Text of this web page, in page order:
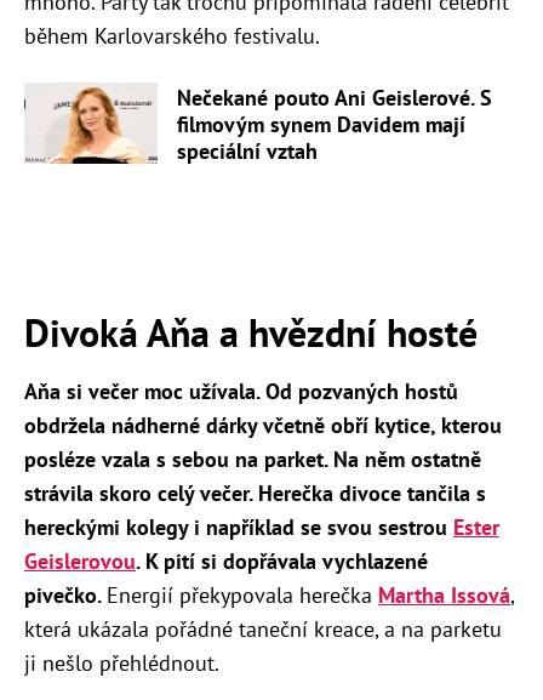
během Karlovarského festivalu.
Nečekané pouto Ani Geislerové. S
filmovým synem Davidem mají
speciální vztah
Divoká Aňa a hvězdní hosté
Aňa si večer moc užívala. Od pozvaných hostů
obdržela nádherné dárky včetně obří kytice, kterou
posléze vzala s sebou na parket. Na něm ostatně
strávila skoro celý večer. Herečka divoce tančila s
hereckými kolegy i například se svou sestrou Ester
Geislerovou. K pití si dopřávala vychlazené
pivečko. Energií překypovala herečka Martha Issová,
která ukázala pořádné taneční kreace, a na parketu
ji nešlo přehlédnout.